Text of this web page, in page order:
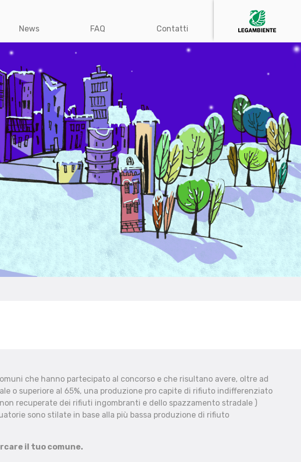
News FAQ Contatti
che hanno partecipato al concorso e che risultano avere, oltre ad
o superiore al 65%, una produzione pro capite di rifiuto indifferenziato
recuperate dei rifiuti ingombranti e dello spazzamento stradale )
sono stilate in base alla più bassa produzione di rifiuto
il tuo comune.